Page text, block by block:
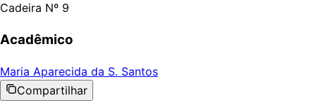
Cadeira Nº 9
Acadêmico
Maria Aparecida da S. Santos
Compartilhar